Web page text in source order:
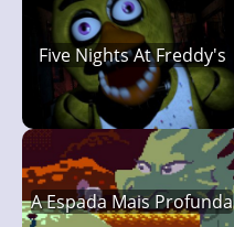
Five Nights At Freddy's
A Espada Mais Profunda